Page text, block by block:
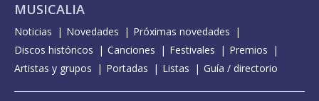
MUSICALIA
Noticias Novedades
Próximas novedades
Discos históricos
Canciones Festivales
Premios
Artistas y grupos
Portadas Listas Guía / directorio